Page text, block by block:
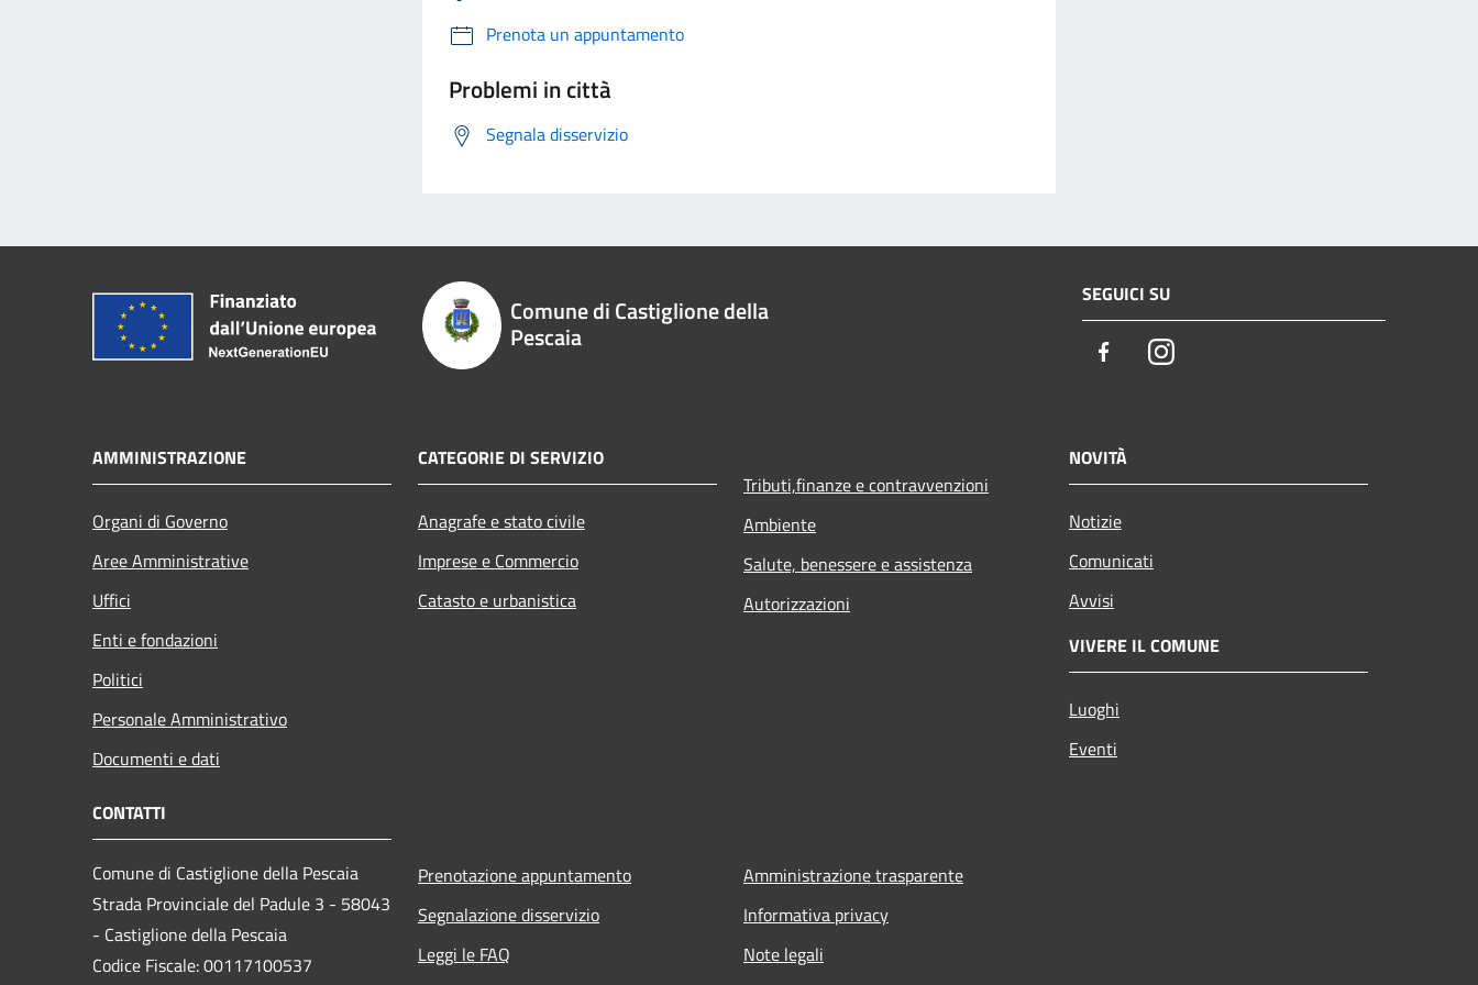
Prenota un appuntamento
Problemi in città
Segnala disservizio
Comune di Castiglione della
Pescaia
SEGUICI SU
FacebookInstagram
AMMINISTRAZIONE
Organi di Governo
Aree Amministrative
Uffici
Enti e fondazioni
Politici
Personale Amministrativo
Documenti e dati
CATEGORIE DI SERVIZIO
Anagrafe e stato civile
Imprese e Commercio
Catasto e urbanistica
Tributi,finanze e contravvenzioni
Ambiente
Salute, benessere e assistenza
Autorizzazioni
NOVITÀ
Notizie
Comunicati
Avvisi
VIVERE IL COMUNE
Luoghi
Eventi
CONTATTI
Comune di Castiglione della Pescaia
Strada Provinciale del Padule 3 - 58043
- Castiglione della Pescaia
Codice Fiscale: 00117100537
Prenotazione appuntamento
Segnalazione disservizio
Leggi le FAQ
Amministrazione trasparente
Informativa privacy
Note legali